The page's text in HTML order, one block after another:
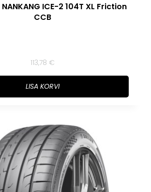
ICE-2 104T XL Friction
CCB
113,78 €
LISA KORVI